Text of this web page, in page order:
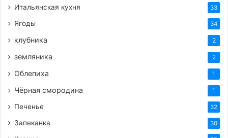
Итальянская кухня 33
Ягоды 34
клубника 2
земляника 2
Облепиха 1
Чёрная смородина 1
Печенье 32
Запеканка 30